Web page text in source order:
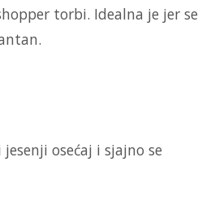
torbi. Idealna je jer se
osećaj i sjajno se